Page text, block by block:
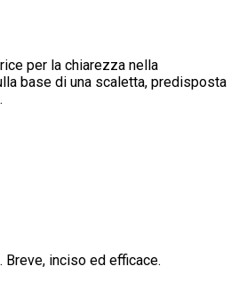
per la chiarezza nella
base di una scaletta, predisposta
inciso ed efficace.